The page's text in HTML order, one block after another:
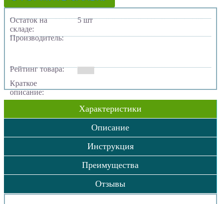
Остаток на
складе:
5 шт
Производитель:
Рейтинг товара:
Краткое
описание:
Характеристики
Описание
Инструкция
Преимущества
Отзывы